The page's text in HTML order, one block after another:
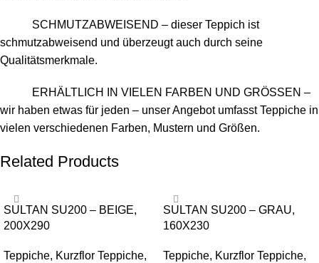
SCHMUTZABWEISEND – dieser Teppich ist
schmutzabweisend und überzeugt auch durch seine
Qualitätsmerkmale.
ERHÄLTLICH IN VIELEN FARBEN UND GRÖSSEN –
wir haben etwas für jeden – unser Angebot umfasst Teppiche in
vielen verschiedenen Farben, Mustern und Größen.
Related Products
SULTAN SU200 – BEIGE,
200X290
Teppiche, Kurzflor Teppiche,
SULTAN SU200 – GRAU,
160X230
Teppiche, Kurzflor Teppiche,